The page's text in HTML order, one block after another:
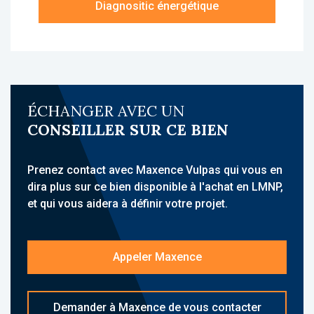
clientèle étudiante.
Anges est une résidence étudiante
idéalement située à Nice, à proximité
immédiate de la gare Nice Riquier, d’un arrêt
de tramway (Saint-Jean d’Angély Université)
et à quelques minutes du centre commercial
TNL, facilitant les déplacements vers le
centre-ville et les campus universitaires. Elle
accueille une clientèle étudiante et propose
des studios meublés avec kitchenette et
services para-hôteliers. Son emplacement à
15 minutes de l’aéroport de Nice, proche des
Diagnositic énergétique
ÉCHANGER AVEC UN
CONSEILLER SUR CE BIEN
Prenez contact avec Maxence Vulpas qui vous en
dira plus sur ce bien disponible à l'achat en LMNP,
et qui vous aidera à définir votre projet.
Appeler Maxence
Demander à Maxence de vous contacter